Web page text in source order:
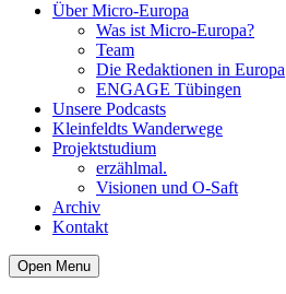
Über Micro-Europa
Was ist Micro-Europa?
Team
Die Redaktionen in Europa
ENGAGE Tübingen
Unsere Podcasts
Kleinfeldts Wanderwege
Projektstudium
erzählmal.
Visionen und O-Saft
Archiv
Kontakt
Open Menu